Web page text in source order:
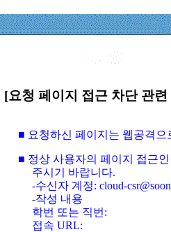
[요청 페이지 접근 차단 관
■ 요청하신 페이지는 웹공격
■ 정상 사용자의 페이지 접근
주시기 바랍니다.
-수신자 계정: cloud-
-작성 내용
학번 또는 직번:
접속 URL: